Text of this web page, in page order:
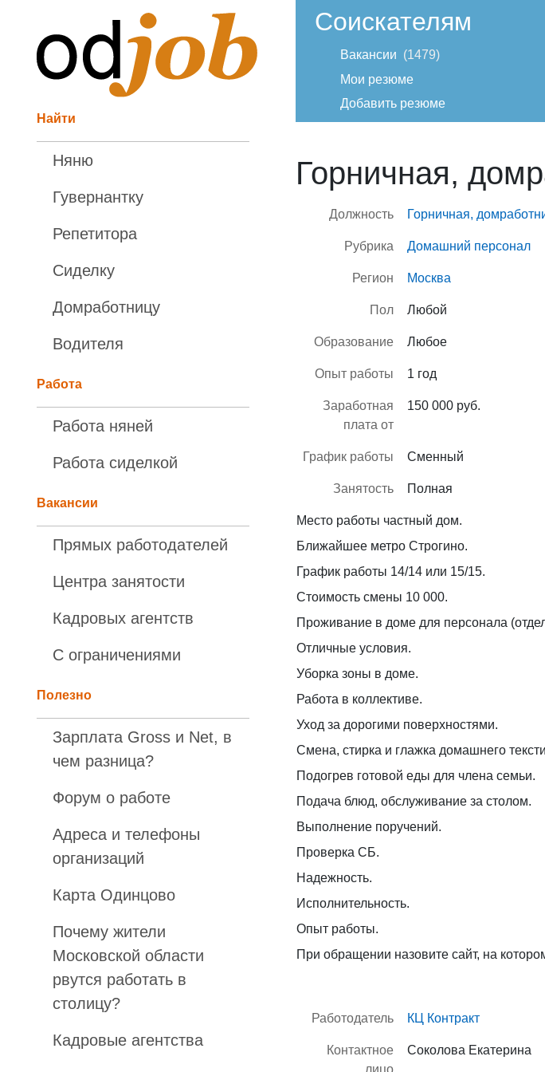
Найти
Няню
Гувернантку
Репетитора
Сиделку
Домработницу
Водителя
Работа
Работа няней
Работа сиделкой
Вакансии
Прямых работодателей
Центра занятости
Кадровых агентств
С ограничениями
Полезно
Зарплата Gross и Net, в
чем разница?
Форум о работе
Адреса и телефоны
организаций
Карта Одинцово
Почему жители
Московской области
рвутся работать в
столицу?
Кадровые агентства
Соискателям
Вакансии
1479
Мои резюме
Добавить резюме
Горничная,
Должность Горничная,
Рубрика Домашний персонал
Регион Москва
Пол Любой
Образование Любое
Опыт работы 1 год
Заработная
плата от
150 000 руб.
График работы Сменный
Занятость Полная
Место работы частный дом.
Ближайшее метро Строгино.
График работы 14/14 или 15/15.
Стоимость смены 10 000.
Проживание в доме для персонала
Отличные условия.
Уборка зоны в доме.
Работа в коллективе.
Уход за дорогими поверхностями.
Смена, стирка и глажка домашнего
Подогрев готовой еды для члена семьи.
Подача блюд, обслуживание за столом.
Выполнение поручений.
Проверка СБ.
Надежность.
Исполнительность.
Опыт работы.
При обращении назовите сайт, на
Работодатель КЦ Контракт
Контактное
Соколова Екатерина